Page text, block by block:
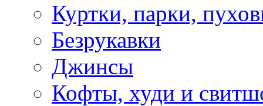
Куртки, парки,
Безрукавки
Джинсы
Кофты, худи и